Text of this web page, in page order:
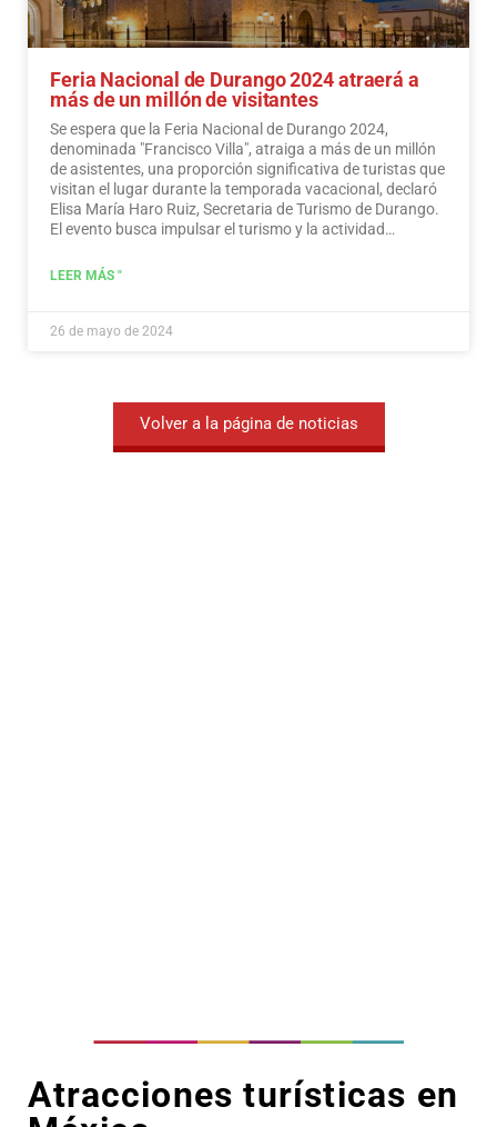
Feria Nacional de Durango 2024 atraerá a
más de un millón de visitantes
Se espera que la Feria Nacional de Durango 2024,
denominada "Francisco Villa", atraiga a más de un millón
de asistentes, una proporción significativa de turistas que
visitan el lugar durante la temporada vacacional, declaró
Elisa María Haro Ruiz, Secretaria de Turismo de Durango.
El evento busca impulsar el turismo y la actividad
LEER MÁS "
26 de mayo de 2024
Volver a la página de noticias
Atracciones turísticas en